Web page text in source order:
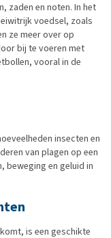
zaden en noten. In het
voedsel, zoals
ze meer over op
bij te voeren met
vooral in de
insecten en
van plagen op een
beweging en geluid in
is een geschikte